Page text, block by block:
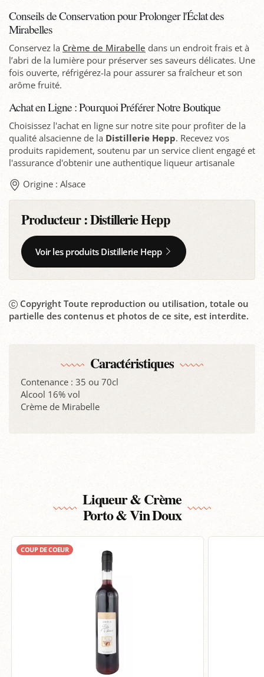
Conseils de Conservation pour Prolonger l'Éclat des
Mirabelles
Conservez la Crème de Mirabelle dans un endroit frais et à
l’abri de la lumière pour préserver ses saveurs délicates. Une
fois ouverte, réfrigérez-la pour assurer sa fraîcheur et son
arôme fruité.
Achat en Ligne : Pourquoi Préférer Notre Boutique
Choisissez l'achat en ligne sur notre site pour profiter de la
qualité alsacienne de la Distillerie Hepp. Recevez vos
produits rapidement, soutenu par un service client engagé et
l'assurance d'obtenir une authentique liqueur artisanale
Origine : Alsace
Producteur :Distillerie Hepp
Voir les produits Distillerie Hepp
Copyright Toute reproduction ou utilisation, totale ou
partielle des contenus et photos de ce site, est interdite.
Caractéristiques
Contenance : 35 ou 70cl
Alcool 16% vol
Crème de Mirabelle
Liqueur & Crème
Porto & Vin Doux
COUP DE COEUR